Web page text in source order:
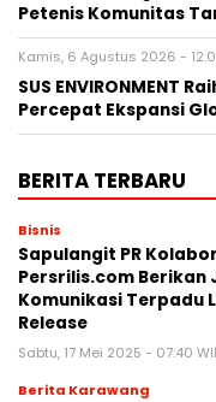
Petenis Komunitas
Kamis, 6 Agustus 2026 -
SUS ENVIRONMENT
Percepat Ekspansi
BERITA TERBARU
Bisnis
Sapulangit PR
Persrilis.com Berikan
Komunikasi Terpadu
Release
Sabtu, 17 Mei 2025 - 07:40
Berita Karawang